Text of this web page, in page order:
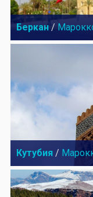
Беркан /
Кутубия /